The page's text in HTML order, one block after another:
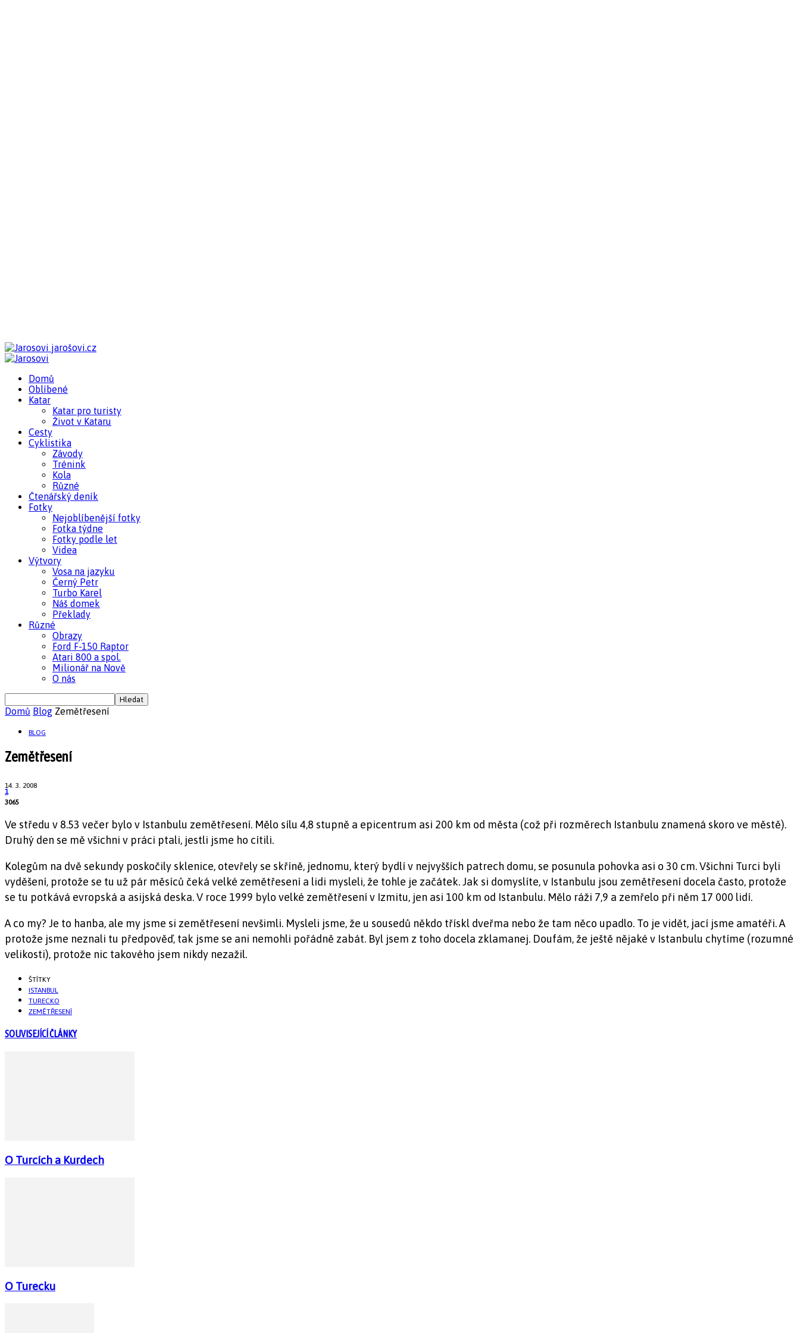
jarošovi.cz
Domů
Oblíbené
Katar
Katar pro turisty
Život v Kataru
Cesty
Cyklistika
Závody
Trénink
Kola
Různé
Čtenářský deník
Fotky
Nejoblíbenější fotky
Fotka týdne
Fotky podle let
Videa
Výtvory
Vosa na jazyku
Černý Petr
Turbo Karel
Náš domek
Překlady
Různé
Obrazy
Ford F-150 Raptor
Atari 800 a spol.
Milionář na Nově
O nás
Domů Blog Zemětřesení
BLOG
Zemětřesení
14. 3. 2008
1
3065
Ve středu v 8.53 večer bylo v Istanbulu zemětřesení. Mělo sílu 4,8 stupně a epicentrum asi 200 km od města (což při rozměrech Istanbulu znamená skoro ve městě).
Druhý den se mě všichni v práci ptali, jestli jsme ho cítili.
Kolegům na dvě sekundy poskočily sklenice, otevřely se skříně, jednomu, který bydlí v nejvyšších patrech domu, se posunula pohovka asi o 30 cm. Všichni Turci byli
vyděšení, protože se tu už pár měsíců čeká velké zemětřesení a lidi mysleli, že tohle je začátek. Jak si domyslíte, v Istanbulu jsou zemětřesení docela často, protože
se tu potkává evropská a asijská deska. V roce 1999 bylo velké zemětřesení v Izmitu, jen asi 100 km od Istanbulu. Mělo ráži 7,9 a zemřelo při něm 17 000 lidí.
A co my? Je to hanba, ale my jsme si zemětřesení nevšimli. Mysleli jsme, že u sousedů někdo třískl dveřma nebo že tam něco upadlo. To je vidět, jací jsme amatéři. A
protože jsme neznali tu předpověď, tak jsme se ani nemohli pořádně zabát. Byl jsem z toho docela zklamanej. Doufám, že ještě nějaké v Istanbulu chytíme (rozumné
velikosti), protože nic takového jsem nikdy nezažil.
ŠTÍTKY
ISTANBUL
TURECKO
ZEMĚTŘESENÍ
SOUVISEJÍCÍ ČLÁNKY
O Turcích a Kurdech
O Turecku